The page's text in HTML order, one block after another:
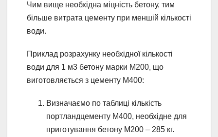
Чим вище необхідна міцність бетону, тим
більше витрата цементу при меншій кількості
води.
Приклад розрахунку необхідної кількості
води для 1 м3 бетону марки М200, що
виготовляється з цементу М400:
Визначаємо по таблиці кількість
портландцементу М400, необхідне для
приготування бетону М200 – 285 кг.